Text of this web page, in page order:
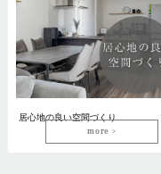
居心地の良い空間づくり
more